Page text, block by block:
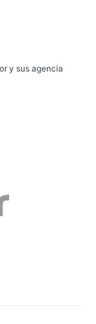
y sus agencia